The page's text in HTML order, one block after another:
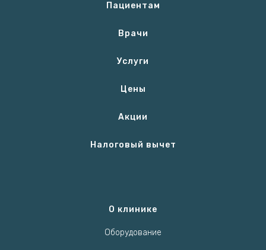
Пациентам
Врачи
Услуги
Цены
Акции
Налоговый вычет
О клинике
Оборудование